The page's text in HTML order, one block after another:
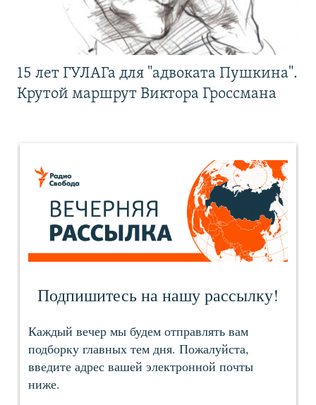
15 лет ГУЛАГа для "адвоката Пушкина".
Крутой маршрут Виктора Гроссмана